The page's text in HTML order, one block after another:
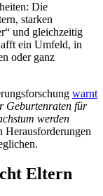
Die
starken
und gleichzeitig
ein Umfeld, in
oder ganz
warnt
Geburtenraten für
werden
Herausforderungen
Eltern